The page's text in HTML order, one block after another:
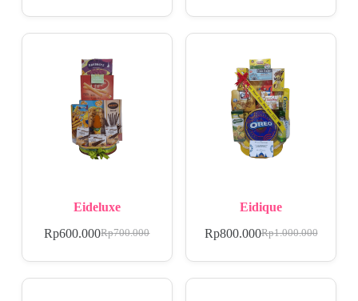
Eideluxe
Rp700.000
Rp600.000
Eidique
Rp1.000.000
Rp800.000